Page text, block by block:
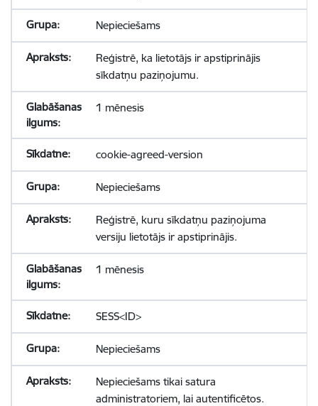
Nepieciešams
Reģistrē, ka lietotājs ir apstiprinājis
sīkdatņu paziņojumu.
1 mēnesis
cookie-agreed-version
Nepieciešams
Reģistrē, kuru sīkdatņu paziņojuma
versiju lietotājs ir apstiprinājis.
1 mēnesis
SESS<ID>
Nepieciešams
Nepieciešams tikai satura
administratoriem, lai autentificētos.